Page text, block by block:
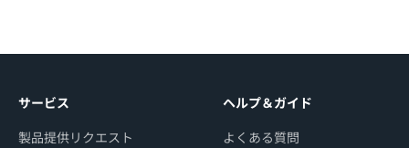
サービス
製品提供リクエスト
ヘルプ＆ガイド
よくある質問